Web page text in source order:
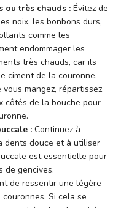
ou très chauds : Évitez de
noix, les bonbons durs,
comme les
endommager les
très chauds, car ils
ciment de la couronne.
vous mangez, répartissez
côtés de la bouche pour
: Continuez à
dents douce et à utiliser
est essentielle pour
de gencives.
de ressentir une légère
Si cela se